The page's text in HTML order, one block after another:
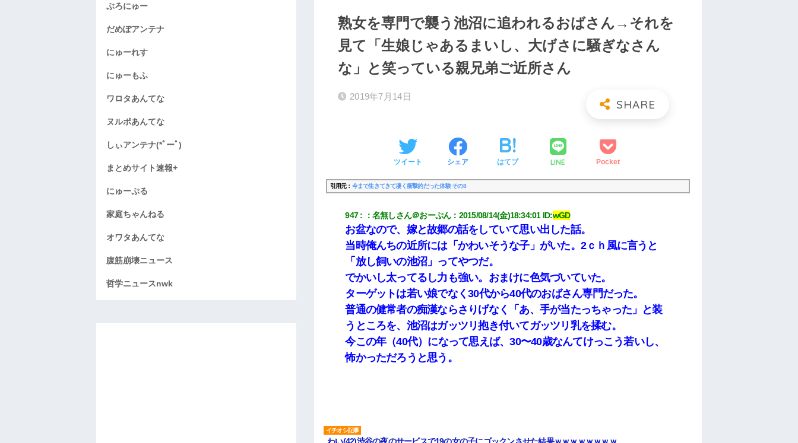
熟女を専門で襲う池沼に追われるおばさん→それを
見て「生娘じゃあるまいし、大げさに騒ぎなさん
な」と笑っている親兄弟ご近所さん
2019年7月14日
ツイート シェア はてブ LINE Pocket
引用元： 今まで生きてきて凄く衝撃的だった体験 その8
947 ： 名無しさん＠おーぷん： 2015/08/14(金)18:34:01 ID:wGD
お盆なので、嫁と故郷の話をしていて思い出した話。
当時俺んちの近所には「かわいそうな子」がいた。2ｃｈ風に言うと
「放し飼いの池沼」ってやつだ。
でかいし太ってるし力も強い。おまけに色気づいていた。
ターゲットは若い娘でなく30代から40代のおばさん専門だった。
普通の健常者の痴漢ならさりげなく「あ、手が当たっちゃった」と装
うところを、池沼はガッツリ抱き付いてガッツリ乳を揉む。
今この年（40代）になって思えば、30〜40歳なんてけっこう若いし、
怖かっただろうと思う。
ぶろにゅー
だめぽアンテナ
にゅーれす
にゅーもふ
ワロタあんてな
ヌルポあんてな
しぃアンテナ(*ﾟーﾟ)
まとめサイト速報+
にゅーぷる
家庭ちゃんねる
オワタあんてな
腹筋崩壊ニュース
哲学ニュースnwk